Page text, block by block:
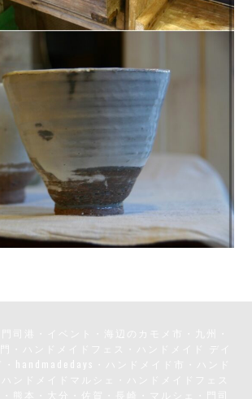
門司港・イベント・海辺のカモメ市・九州・
・handmadedays・ハンドメイド市・ハンド
・熊本・大分・佐賀・長崎・マルシェ・門司